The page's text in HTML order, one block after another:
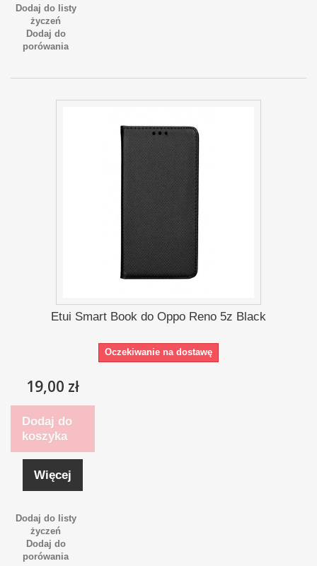
Dodaj do listy
życzeń
Dodaj do
porówania
Etui Smart Book do Oppo Reno 5z Black
Oczekiwanie na dostawę
19,00 zł
Dodaj do
koszyka
Więcej
Dodaj do listy
życzeń
Dodaj do
porówania